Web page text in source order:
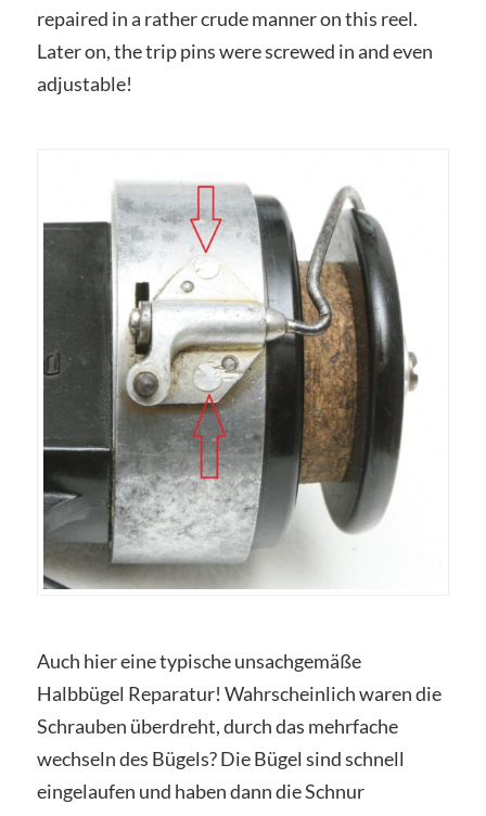
repaired in a rather crude manner on this reel.
Later on, the trip pins were screwed in and even
adjustable!
Auch hier eine typische unsachgemäße
Halbbügel Reparatur! Wahrscheinlich waren die
Schrauben überdreht, durch das mehrfache
wechseln des Bügels? Die Bügel sind schnell
eingelaufen und haben dann die Schnur